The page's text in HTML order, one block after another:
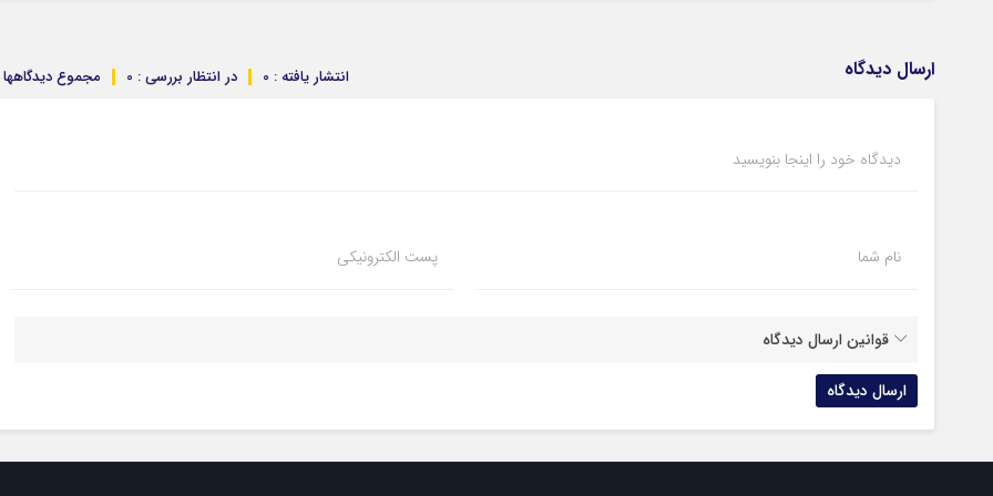
ارسال دیدگاه مجموع دیدگاهها در انتظار بررسی : 0 انتشار یافته : 0
دیدگاه خود را اینجا بنویسید
نام شما پست الکترونیکی
قوانین ارسال دیدگاه